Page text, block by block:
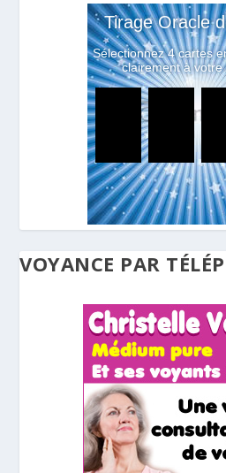
VOYANCE PAR